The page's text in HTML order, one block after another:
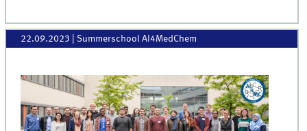
22.09.2023 | Summerschool AI4MedChem